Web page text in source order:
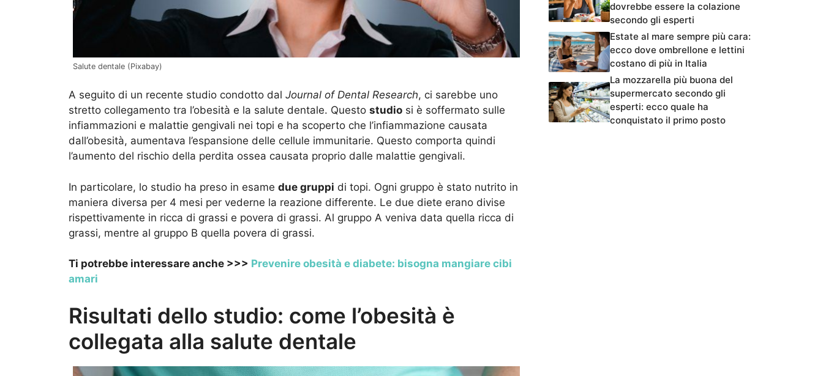
Salute dentale (Pixabay)
A seguito di un recente studio condotto dal Journal of Dental Research, ci sarebbe uno
stretto collegamento tra l’obesità e la salute dentale. Questo studio si è soffermato sulle
infiammazioni e malattie gengivali nei topi e ha scoperto che l’infiammazione causata
dall’obesità, aumentava l’espansione delle cellule immunitarie. Questo comporta quindi
l’aumento del rischio della perdita ossea causata proprio dalle malattie gengivali.
In particolare, lo studio ha preso in esame due gruppi di topi. Ogni gruppo è stato nutrito in
maniera diversa per 4 mesi per vederne la reazione differente. Le due diete erano divise
rispettivamente in ricca di grassi e povera di grassi. Al gruppo A veniva data quella ricca di
grassi, mentre al gruppo B quella povera di grassi.
Ti potrebbe interessare anche >>> Prevenire obesità e diabete: bisogna mangiare cibi
amari
Risultati dello studio: come l’obesità è
collegata alla salute dentale
dovrebbe essere la colazione
secondo gli esperti
Estate al mare sempre più cara:
ecco dove ombrellone e lettini
costano di più in Italia
La mozzarella più buona del
supermercato secondo gli
esperti: ecco quale ha
conquistato il primo posto